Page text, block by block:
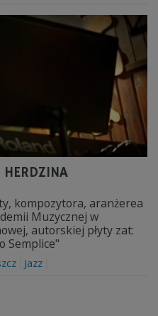
kompozytora, aranżerea
Muzycznej w
autorskiej płyty zat:
Semplice"
Jazz